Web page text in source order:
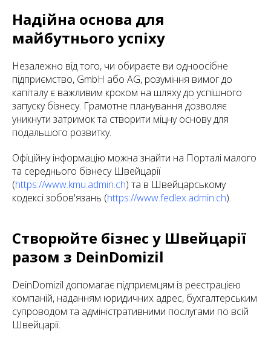
Надійна основа для
майбутнього успіху
Незалежно від того, чи обираєте ви одноосібне
підприємство, GmbH або AG, розуміння вимог до
капіталу є важливим кроком на шляху до успішного
запуску бізнесу. Грамотне планування дозволяє
уникнути затримок та створити міцну основу для
подальшого розвитку.
Офіційну інформацію можна знайти на Порталі малого
та середнього бізнесу Швейцарії
(https://www.kmu.admin.ch) та в Швейцарському
кодексі зобов'язань (https://www.fedlex.admin.ch).
Створюйте бізнес у Швейцарії
разом з DeinDomizil
DeinDomizil допомагає підприємцям із реєстрацією
компаній, наданням юридичних адрес, бухгалтерським
супроводом та адміністративними послугами по всій
Швейцарії.